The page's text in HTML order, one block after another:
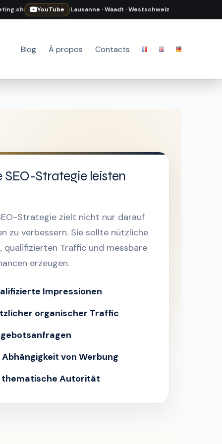
YouTube Lausanne · Waadt · Westschweiz
Blog À propos Contacts
SEO-Strategie leisten
Strategie zielt nicht nur darauf
zu verbessern. Sie sollte nützliche
qualifizierten Traffic und messbare
erzeugen.
Impressionen
organischer Traffic
von Werbung
thematische Autorität